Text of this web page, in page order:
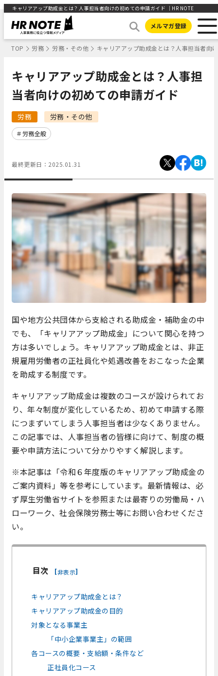
キャリアアップ助成金とは？人事担当者向けの初めての申請ガイド ｜HR NOTE
メルマガ登録
TOP 労務 労務・その他 キャリアアップ助成金とは？人事担当者向
キャリアアップ助成金とは？人事担
当者向けの初めての申請ガイド
労務 労務・その他
労務全般
最終更新日： 2025.01.31
国や地方公共団体から支給される助成金・補助金の中
でも、「キャリアアップ助成金」について関心を持つ
方は多いでしょう。キャリアアップ助成金とは、非正
規雇用労働者の正社員化や処遇改善をおこなった企業
を助成する制度です。
キャリアアップ助成金は複数のコースが設けられてお
り、年々制度が変化しているため、初めて申請する際
につまずいてしまう人事担当者は少なくありません。
この記事では、人事担当者の皆様に向けて、制度の概
要や申請方法について分かりやすく解説します。
※本記事は「令和６年度版のキャリアアップ助成金の
ご案内資料」等を参考にしています。最新情報は、必
ず厚生労働省サイトを参照または最寄りの労働局・ハ
ローワーク、社会保険労務士等にお問い合わせくださ
い。
目次 [非表示]
キャリアアップ助成金とは？
キャリアアップ助成金の目的
対象となる事業主
「中小企業事業主」の範囲
各コースの概要・支給額・条件など
正社員化コース